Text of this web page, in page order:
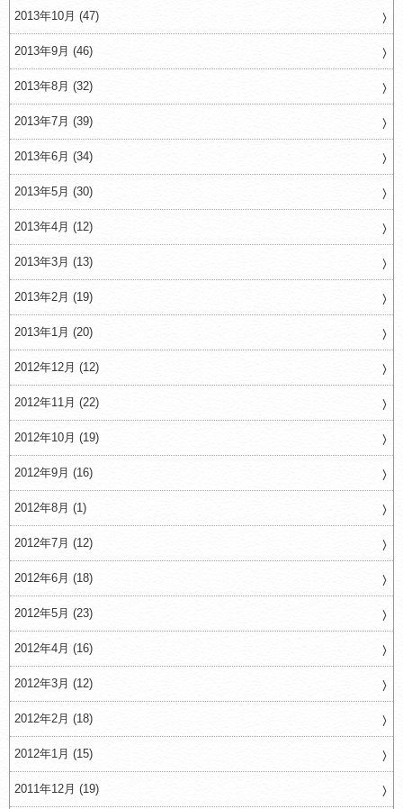
2013年10月 (47)
2013年9月 (46)
2013年8月 (32)
2013年7月 (39)
2013年6月 (34)
2013年5月 (30)
2013年4月 (12)
2013年3月 (13)
2013年2月 (19)
2013年1月 (20)
2012年12月 (12)
2012年11月 (22)
2012年10月 (19)
2012年9月 (16)
2012年8月 (1)
2012年7月 (12)
2012年6月 (18)
2012年5月 (23)
2012年4月 (16)
2012年3月 (12)
2012年2月 (18)
2012年1月 (15)
2011年12月 (19)